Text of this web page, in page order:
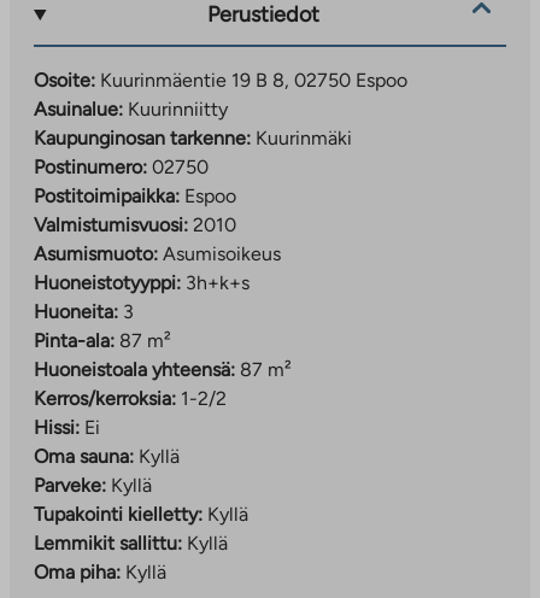
Perustiedot
Osoite: Kuurinmäentie 19 B 8, 02750 Espoo
Asuinalue: Kuurinniitty
Kaupunginosan tarkenne: Kuurinmäki
Postinumero: 02750
Postitoimipaikka: Espoo
Valmistumisvuosi: 2010
Asumismuoto: Asumisoikeus
Huoneistotyyppi: 3h+k+s
Huoneita: 3
Pinta-ala: 87 m²
Huoneistoala yhteensä: 87 m²
Kerros/kerroksia: 1-2/2
Hissi: Ei
Oma sauna: Kyllä
Parveke: Kyllä
Tupakointi kielletty: Kyllä
Lemmikit sallittu: Kyllä
Oma piha: Kyllä